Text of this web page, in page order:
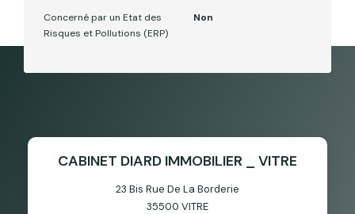
Concerné par un Etat des
Risques et Pollutions (ERP)
Non
CABINET DIARD IMMOBILIER _ VITRE
23 Bis Rue De La Borderie
35500 VITRE